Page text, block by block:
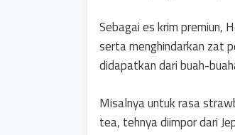
Sebagai es krim premiun,
serta menghindarkan zat
didapatkan dari buah-
Misalnya untuk rasa
tea, tehnya diimpor dari